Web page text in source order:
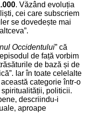
. Văzând evoluția
cei care subscriem
se dovedește mai
Occidentului” că
de față vorbim
de bază și de
Iar în toate celelalte
categorie într-o
politicii.
descriindu-i
aproape